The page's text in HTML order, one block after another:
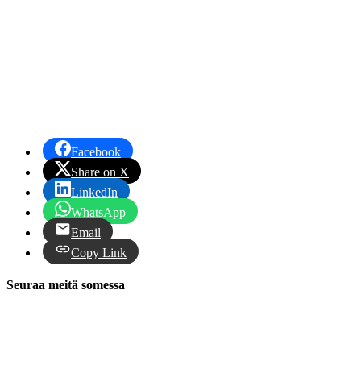
Facebook
Share on X
LinkedIn
WhatsApp
Email
Copy Link
Seuraa meitä somessa